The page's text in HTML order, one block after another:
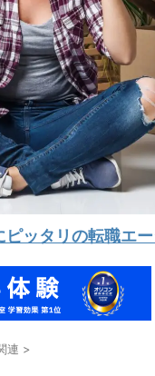
ッタリの転職エー
連 >